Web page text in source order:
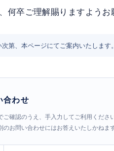
卒ご理解賜りますようお
第、本ページにてご案内いたします。
合わせ
確認のうえ、手入力してご利用ください
お問い合わせにはお答えいたしかねます